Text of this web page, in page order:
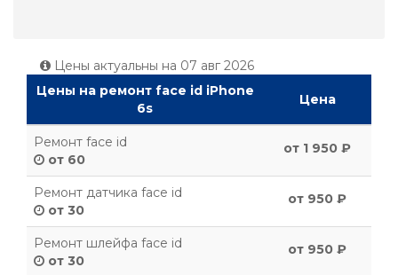
Цены актуальны на 07 авг 2026
Цены на ремонт face id iPhone
6s
Цена
Ремонт face id
от 60
от 1 950 ₽
Ремонт датчика face id
от 30
от 950 ₽
Ремонт шлейфа face id
от 30
от 950 ₽